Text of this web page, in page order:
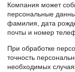
Компания может
персональные
фамилия, дата
почты и номер
При обработке
точность
необходимых